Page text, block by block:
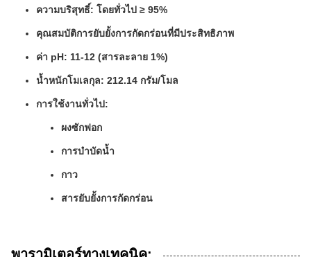
ความบริสุทธิ์: โดยทั่วไป ≥ 95%
คุณสมบัติการยับยั้งการกัดกร่อนที่มีประสิทธิภาพ
ค่า pH: 11-12 (สารละลาย 1%)
น้ำหนักโมเลกุล: 212.14 กรัม/โมล
การใช้งานทั่วไป:
ผงซักฟอก
การบำบัดน้ำ
กาว
สารยับยั้งการกัดกร่อน